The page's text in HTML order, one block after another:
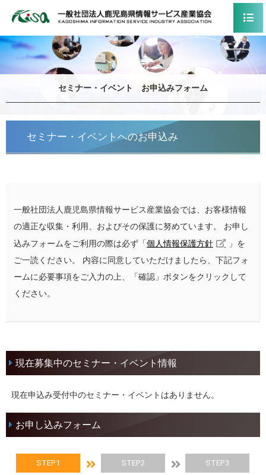
セミナー・イベント お申込みフォーム
セミナー・イベントへのお申込み
一般社団法人鹿児島県情報サービス産業協会では、お客様情報
の適正な収集・利用、およびその保護に努めています。 お申し
込みフォームをご利用の際は必ず「個人情報保護方針
」を
ご一読ください。 内容に同意していただけましたら、下記フォ
ームに必要事項をご入力の上、「確認」ボタンをクリックして
ください。
現在募集中のセミナー・イベント情報
現在申込み受付中のセミナー・イベントはありません。
お申し込みフォーム
STEP1 STEP2 STEP3